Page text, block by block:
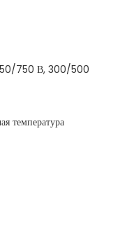
750 В, 300/500
температура